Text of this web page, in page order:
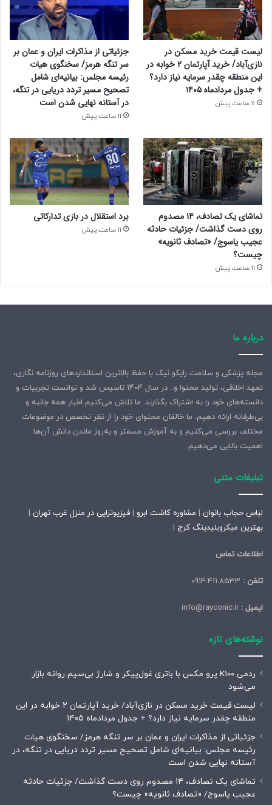
لیست قیمت خرید مسکن در
نازی‌آباد/ خرید آپارتمان ۲ خوابه در
این منطقه چقدر سرمایه نیاز دارد؟
+ جدول مردادماه ۱۴۰۵
11 ساعت پیش
جزئیاتی از مذاکرات ایران و عمان بر
سر تنگه هرمز/ سخنگوی هیات
رئیسه مجلس: بیانیه‌ای شامل
تصحیح مسیر تردد دریایی در تنگه،
در آستانه نهایی شدن است
11 ساعت پیش
تماشای یک تصادف، ۱۴ مصدوم
روی دست گذاشت/ جزئیات حادثه
عجیب یاسوج/ «تصادف ثانویه»
چیست؟
11 ساعت پیش
برد استقلال در بازی تدارکاتی
11 ساعت پیش
درباره ما
مجله پزشکی و سلامت رایکو نیک با حفظ بالاترین استانداردهای روزنامه نگاری،
تعهد اخلاقی، تولید محتوا و.. در سال ۱۴۰۴ تاسیس شد و توانست تجربیات و
دانسته‌های خود را به اشتراک بگذارند. ما تلاش می‌کنیم اخبار همه جانبه و
بی‌طرفانه ارائه دهیم. ما خالقان محتوای خود را از نظر تخصص در موضوعات
مختلف بررسی می‌کنیم و به آموزش مسمتر و به‌روز ماندن دانش آن‌ها
اهمیت بالایی می‌دهیم.
تبلیغات متنی
لباس حجاب بانوان | مشاوره کاشت ابرو | فیزیوتراپی در منزل غرب تهران |
بهترین میکروبلیدینگ کرج |
اطلاعات تماس
تلفن :
ایمیل :
نوشته‌های تازه
ردمی K100 پرو مکس با باتری غول‌پیکر و شارژ بی‌سیم روانه بازار
می‌شود
لیست قیمت خرید مسکن در نازی‌آباد/ خرید آپارتمان ۲ خوابه در این
منطقه چقدر سرمایه نیاز دارد؟ + جدول مردادماه ۱۴۰۵
جزئیاتی از مذاکرات ایران و عمان بر سر تنگه هرمز/ سخنگوی هیات
رئیسه مجلس: بیانیه‌ای شامل تصحیح مسیر تردد دریایی در تنگه، در
آستانه نهایی شدن است
تماشای یک تصادف، ۱۴ مصدوم روی دست گذاشت/ جزئیات حادثه
عجیب یاسوج/ «تصادف ثانویه» چیست؟